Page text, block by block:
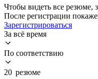
Чтобы видеть все резюме,
После регистрации
Зарегистрироваться
За всё время
По соответствию
20 резюме